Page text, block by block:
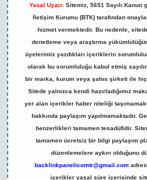
Yasal Uyarı: Sitemiz, 5651 Sayılı
İletişim Kurumu (BTK) tarafından
hizmet vermektedir. Bu nedenle,
denetleme veya araştırma
üyelerimiz yazdıkları içeriklerin
olarak bu sorumluluğu kabul etmiş
bir marka, kurum veya şahıs şirketi ile
Sitede yalnızca kendi hazırladığımız
yer alan içerikler haber niteliği
hakkında paylaşım yapılmamaktadır.
benzerlikleri tamamen tesadüfidir.
tamamen ücretsiz bir bilgi paylaşım
düzenlemelere aykırı olduğunu
backlinkpanelicomtr@gmail.com
içerikler yasal süre içerisinde